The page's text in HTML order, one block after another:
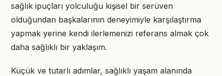
sağlık ipuçları yolculuğu kişisel bir serüven
olduğundan başkalarının deneyimiyle karşılaştırma
yapmak yerine kendi ilerlemenizi referans almak çok
daha sağlıklı bir yaklaşım.
Küçük ve tutarlı adımlar, sağlıklı yaşam alanında